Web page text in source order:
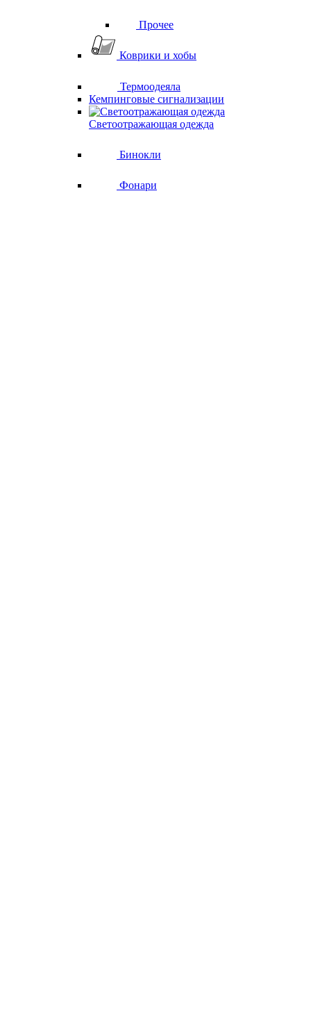
Прочее
Коврики и хобы
Термоодеяла
Кемпинговые сигнализации
Светоотражающая одежда
Бинокли
Фонари